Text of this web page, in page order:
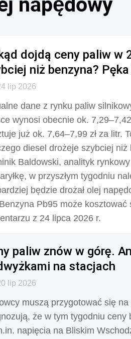
dojdą ceny paliw w
niż benzyna?
lip 2026
dane z rynku paliw
wynosi obecnie ok.
już ok. 7,64–7,99 zł za litr.
diesel drożeje szybciej niż
Baldowski, analityk
w przyszłym tygodniu
będzie drożał olej
Pb95 może
z 24 lipca 2026 r.
paliw znów w górę.
na stacjach
lip 2026
muszą przygotować się
że w tym tygodniu
napięcia na Bliskim